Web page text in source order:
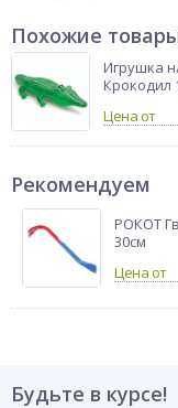
использовать
из прочного винила
лет.
Тип товара
Бренд
Похожие
Игрушка
Крокодил
Цена от
Рекомендуем
РОКОТ
30см
Будьте в курсе!